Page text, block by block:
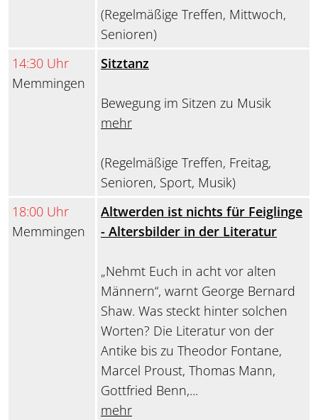
(Regelmäßige Treffen, Mittwoch,
Senioren)
14:30 Uhr
Memmingen
Sitztanz
Bewegung im Sitzen zu Musik
mehr
(Regelmäßige Treffen, Freitag,
Senioren, Sport, Musik)
18:00 Uhr
Memmingen
Altwerden ist nichts für Feiglinge
- Altersbilder in der Literatur
„Nehmt Euch in acht vor alten
Männern“, warnt George Bernard
Shaw. Was steckt hinter solchen
Worten? Die Literatur von der
Antike bis zu Theodor Fontane,
Marcel Proust, Thomas Mann,
Gottfried Benn,...
mehr